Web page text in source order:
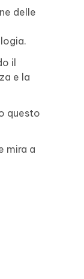
delle
il
e la
questo
mira a